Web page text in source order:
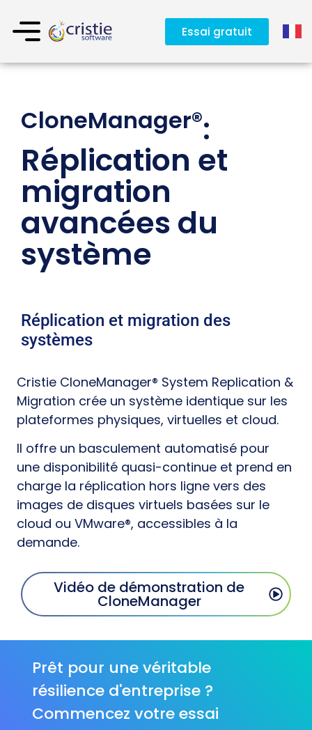
Essai gratuit
CloneManager®:
Réplication et
migration
avancées du
système
Réplication et migration des
systèmes
Cristie CloneManager® System Replication &
Migration crée un système identique sur les
plateformes physiques, virtuelles et cloud.
Il offre un basculement automatisé pour
une disponibilité quasi-continue et prend en
charge la réplication hors ligne vers des
images de disques virtuels basées sur le
cloud ou VMware®, accessibles à la
demande.
Vidéo de démonstration de
CloneManager
Prêt pour une véritable
résilience d'entreprise ?
Commencez votre essai